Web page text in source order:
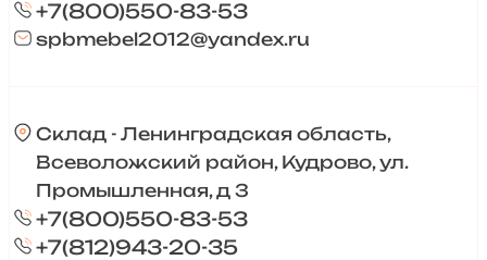
+7(800)550-83-53
spbmebel2012@yandex.ru
Склад - Ленинградская область,
Всеволожский район, Кудрово, ул.
Промышленная, д 3
+7(800)550-83-53
+7(812)943-20-35